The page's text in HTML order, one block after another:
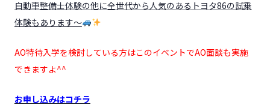
自動車整備士体験の他に全世代から人気のあるトヨタ86の試乗
体験もあります～
AO特待入学を検討している方はこのイベントでAO面談も実施
できますよ^^
お申し込みはコチラ